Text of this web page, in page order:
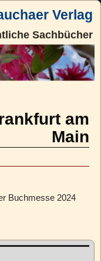
Verlag
Sachbücher
am
Main
Buchmesse 2024